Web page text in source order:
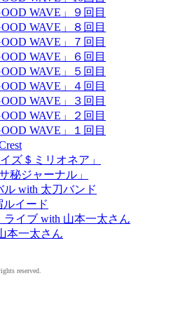
WAVE」９回目
WAVE」８回目
WAVE」７回目
WAVE」６回目
WAVE」５回目
WAVE」４回目
WAVE」３回目
WAVE」２回目
WAVE」１回目
ズ＄ミリオネア」
秘ジャーナル」
with 太刀バンド
ルイード
イブ with 山本一太さん
本一太さん
reserved.